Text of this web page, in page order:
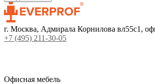
г. Москва, Адмирала Корнилова вл55с1,
+7 (495) 211-30-05
Офисная мебель